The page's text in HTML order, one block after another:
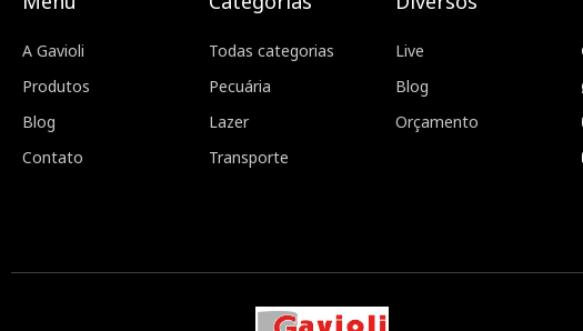
A Gavioli
Produtos
Blog
Contato
Todas categorias
Pecuária
Lazer
Transporte
Live
Blog
Orçamento